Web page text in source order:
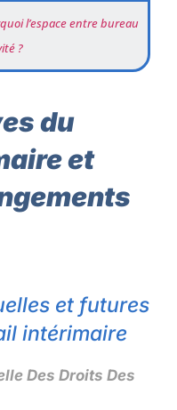
l’espace entre bureau
?
du
et
et futures
intérimaire
Des Droits Des